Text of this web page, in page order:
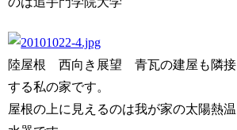
陸屋根 西向き展望 青瓦の建屋も隣接
する私の家です。
屋根の上に見えるのは我が家の太陽熱温